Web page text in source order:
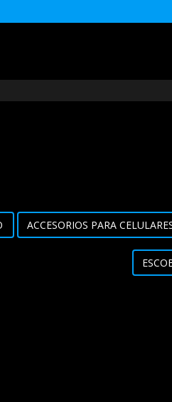
ACCESORIOS PARA